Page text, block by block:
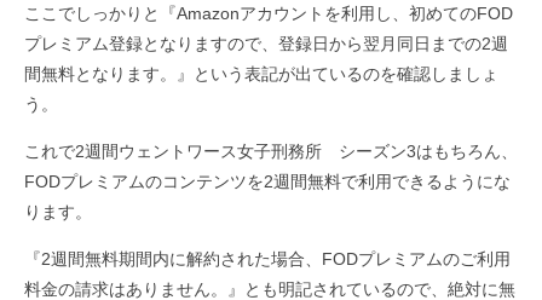
ここでしっかりと『Amazonアカウントを利用し、初めてのFOD
プレミアム登録となりますので、登録日から翌月同日までの2週
間無料となります。』という表記が出ているのを確認しましょ
う。
これで2週間ウェントワース女子刑務所 シーズン3はもちろん、
FODプレミアムのコンテンツを2週間無料で利用できるようにな
ります。
『2週間無料期間内に解約された場合、FODプレミアムのご利用
料金の請求はありません。』とも明記されているので、絶対に無